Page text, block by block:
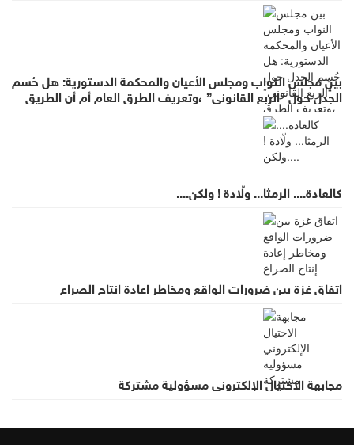
بين مجلس النواب ومجلس الأعيان والمحكمة الدستورية: هل حُسم
الجدل حول “الربع القانوني” ،وتعريف الطرق العام أم أن الطريق
الدستوري ما زال مفتوحًا؟
كالعادة.... الرمثا... ولّادة ! ولكن....
اتفاق غزة بين ضرورات الواقع ومخاطر إعادة إنتاج الصراع
مجابهة الاحتيال الإلكتروني مسؤولية مشتركة